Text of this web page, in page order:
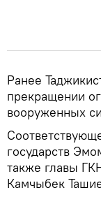
Ранее
прекращении
вооруженных
государств
также главы
Камчыбек